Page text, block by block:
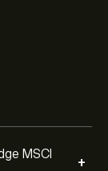
MSCI
+
Prețul
între
„iShares
QUAL la